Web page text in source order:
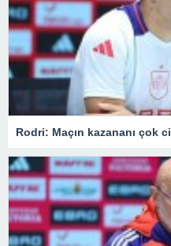
Rodri: Maçın kazananı çok